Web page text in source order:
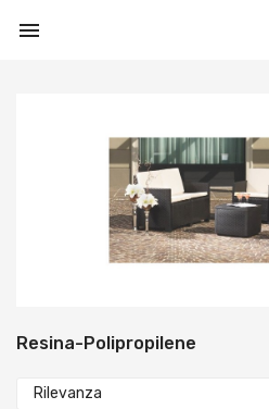

Resina-Polipropilene
Rilevanza